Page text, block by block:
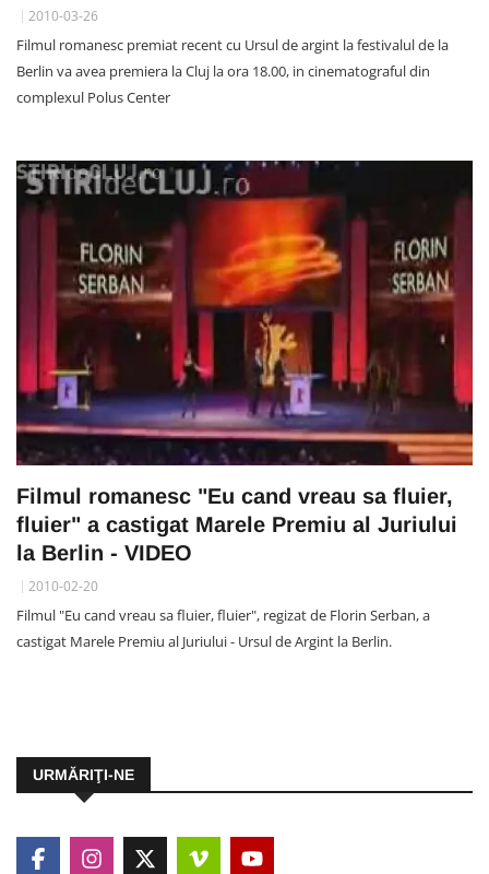
2010-03-26
Filmul romanesc premiat recent cu Ursul de argint la festivalul de la
Berlin va avea premiera la Cluj la ora 18.00, in cinematograful din
complexul Polus Center
Filmul romanesc "Eu cand vreau sa fluier,
fluier" a castigat Marele Premiu al Juriului
la Berlin - VIDEO
2010-02-20
Filmul "Eu cand vreau sa fluier, fluier", regizat de Florin Serban, a
castigat Marele Premiu al Juriului - Ursul de Argint la Berlin.
URMĂRIŢI-NE